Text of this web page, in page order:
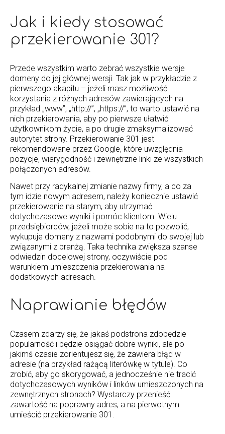
Jak i kiedy stosować
przekierowanie 301?
Przede wszystkim warto zebrać wszystkie wersje
domeny do jej głównej wersji. Tak jak w przykładzie z
pierwszego akapitu – jeżeli masz możliwość
korzystania z różnych adresów zawierających na
przykład „www”, „http://”, „https://”, to warto ustawić na
nich przekierowania, aby po pierwsze ułatwić
użytkownikom życie, a po drugie zmaksymalizować
autorytet strony. Przekierowanie 301 jest
rekomendowane przez Google, które uwzględnia
pozycje, wiarygodność i zewnętrzne linki ze wszystkich
połączonych adresów.
Nawet przy radykalnej zmianie nazwy firmy, a co za
tym idzie nowym adresem, należy koniecznie ustawić
przekierowanie na starym, aby utrzymać
dotychczasowe wyniki i pomóc klientom. Wielu
przedsiębiorców, jeżeli może sobie na to pozwolić,
wykupuje domeny z nazwami podobnymi do swojej lub
związanymi z branżą. Taka technika zwiększa szanse
odwiedzin docelowej strony, oczywiście pod
warunkiem umieszczenia przekierowania na
dodatkowych adresach.
Naprawianie błędów
Czasem zdarzy się, że jakaś podstrona zdobędzie
popularność i będzie osiągać dobre wyniki, ale po
jakimś czasie zorientujesz się, że zawiera błąd w
adresie (na przykład rażącą literówkę w tytule). Co
zrobić, aby go skorygować, a jednocześnie nie tracić
dotychczasowych wyników i linków umieszczonych na
zewnętrznych stronach? Wystarczy przenieść
zawartość na poprawny adres, a na pierwotnym
umieścić przekierowanie 301.